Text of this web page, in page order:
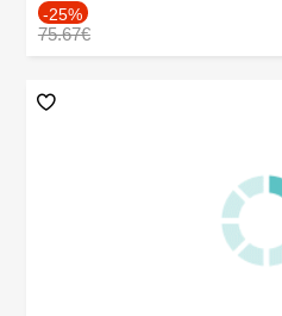
-25%
75.67€